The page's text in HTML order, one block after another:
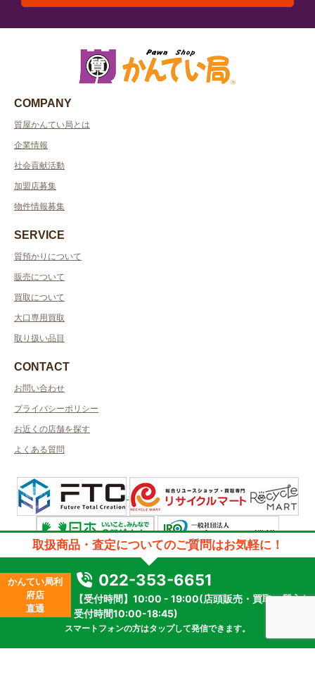
COMPANY
質屋かんてい局とは
企業情報
社会貢献活動
加盟店募集
物件情報募集
SERVICE
質預かりについて
販売について
買取について
大口専用買取
取り扱い品目
CONTACT
お問い合わせ
プライバシーポリシー
お近くの店舗を探す
よくある質問
許可管轄：宮城県公安委員会
古物商許可番号：第241060000728号／取得者名：株式会社ブロードアイ
質屋許可番号：第221040000005号／取得者名：株式会社ブロードアイ
2023 © kanteikyoku.jp allrights reseved.
取扱商品・査定についてのご質問はお気軽に！
かんてい局利
府店
直通
022-353-6651
【受付時間】10:00 - 19:00(店頭販売・買取・質入れ
受付時間10:00-18:45)
スマートフォンの方はタップして発信できます。